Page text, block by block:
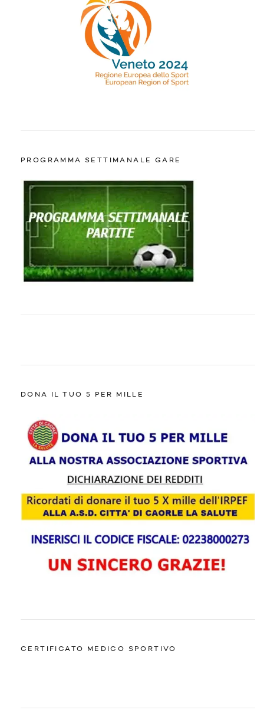
PROGRAMMA SETTIMANALE GARE
DONA IL TUO 5 PER MILLE
CERTIFICATO MEDICO SPORTIVO